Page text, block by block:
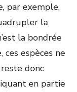
par exemple,
la
la bondrée
ces espèces ne
donc
en partie